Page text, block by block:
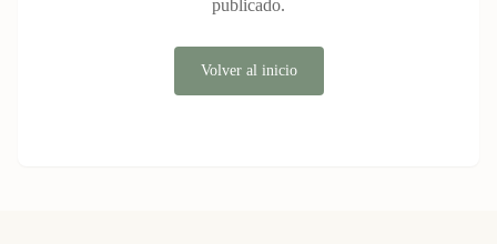
publicado.
Volver al inicio